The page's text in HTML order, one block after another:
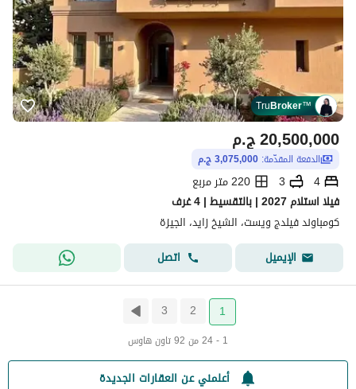
TruBroker™
ج.م20,500,000
الدفعة المقدّمة: 3,075,000 ج.م
4
3
220 متر مربع
فيلا استلام 2027 | بالتقسيط | 4 غرف
كومباوند فيلدج ويست، الشيخ زايد، الجيزة
الإيميل
اتصل
1
2
3
1 - 24 من 92 تاون هاوس
أعلمني عن العقارات الجديدة